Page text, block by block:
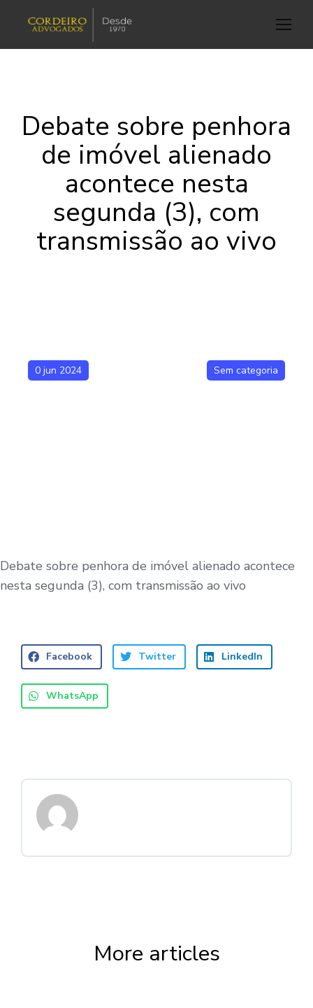
Debate sobre penhora
de imóvel alienado
acontece nesta
segunda (3), com
transmissão ao vivo
0 jun 2024 Sem categoria
Debate sobre penhora de imóvel alienado acontece
nesta segunda (3), com transmissão ao vivo
Facebook Twitter LinkedIn
WhatsApp
More articles